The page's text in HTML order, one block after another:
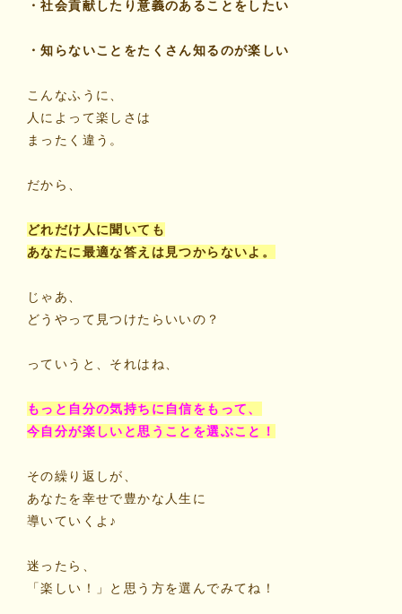
・社会貢献したり意義のあることをしたい
・知らないことをたくさん知るのが楽しい
こんなふうに、
人によって楽しさは
まったく違う。
だから、
どれだけ人に聞いても
あなたに最適な答えは見つからないよ。
じゃあ、
どうやって見つけたらいいの？
っていうと、それはね、
もっと自分の気持ちに自信をもって、
今自分が楽しいと思うことを選ぶこと！
その繰り返しが、
あなたを幸せで豊かな人生に
導いていくよ♪
迷ったら、
「楽しい！」と思う方を選んでみてね！